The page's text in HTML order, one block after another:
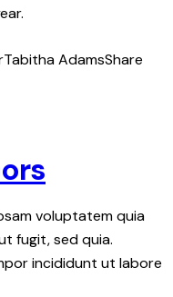
Tabitha AdamsShare
voluptatem quia
fugit, sed quia.
incididunt ut labore